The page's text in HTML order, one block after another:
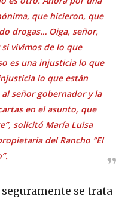
que hicieron, que
drogas… Oiga, señor,
vivimos de lo que
es una injusticia lo que
lo que están
señor gobernador y la
en el asunto, que
solicitó María Luisa
del Rancho “El
se trata